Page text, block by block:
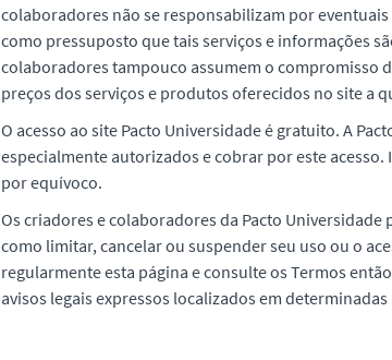
colaboradores não se responsabilizam por
como pressuposto que tais serviços e informações
colaboradores tampouco assumem o compromisso
preços dos serviços e produtos oferecidos no site a
O acesso ao site Pacto Universidade é gratuito. A
especialmente autorizados e cobrar por este
por equívoco.
Os criadores e colaboradores da Pacto
como limitar, cancelar ou suspender seu uso ou o
regularmente esta página e consulte os Termos
avisos legais expressos localizados em